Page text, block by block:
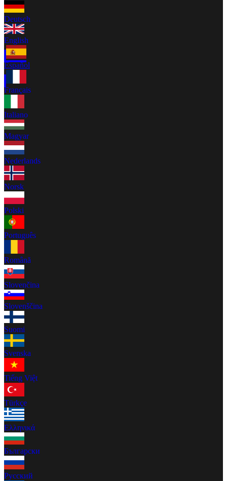
Deutsch
English
Español
Français
Italiano
Magyar
Nederlands
Norsk
Polski
Português
Română
Slovenčina
Slovenščina
Suomi
Svenska
Tiếng Việt
Türkçe
Ελληνικά
Български
Русский